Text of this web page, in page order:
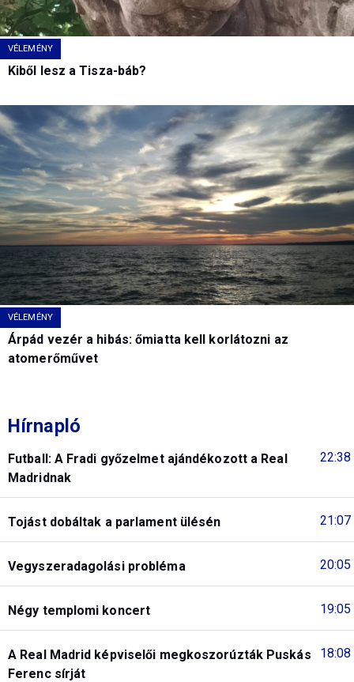
VÉLEMÉNY
Kiből lesz a Tisza-báb?
VÉLEMÉNY
Árpád vezér a hibás: őmiatta kell korlátozni az
atomerőművet
Hírnapló
22:38
Futball: A Fradi győzelmet ajándékozott a Real
Madridnak
21:07
Tojást dobáltak a parlament ülésén
20:05
Vegyszeradagolási probléma
19:05
Négy templomi koncert
18:08
A Real Madrid képviselői megkoszorúzták Puskás
Ferenc sírját